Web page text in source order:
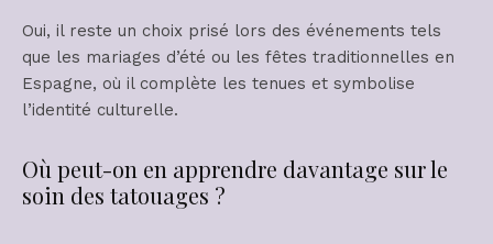
Oui, il reste un choix prisé lors des événements tels
que les mariages d’été ou les fêtes traditionnelles en
Espagne, où il complète les tenues et symbolise
l’identité culturelle.
Où peut-on en apprendre davantage sur le
soin des tatouages ?